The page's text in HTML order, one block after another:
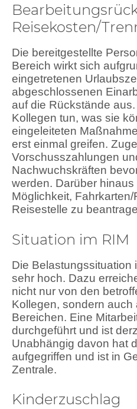
Reisekosten/
Die bereitgestellte
Bereich wirkt sich
eingetretenen
abgeschlossenen
auf die Rückstände
Kollegen tun, was sie
eingeleiteten
erst einmal greifen.
Vorschusszahlungen
Nachwuchskräften
werden. Darüber hinaus
Möglichkeit,
Reisestelle zu
Situation im RIM
Die Belastungssituation
sehr hoch. Dazu
nicht nur von den
Kollegen, sondern auch
Bereichen. Eine
durchgeführt und ist
Unabhängig davon hat
aufgegriffen und ist in
Zentrale.
Kinderzuschlag